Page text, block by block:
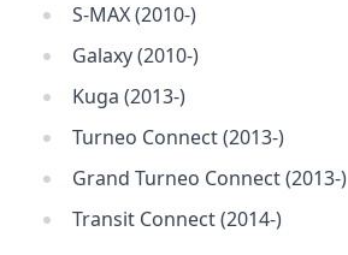
S-MAX (2010-)
Galaxy (2010-)
Kuga (2013-)
Turneo Connect (2013-)
Grand Turneo Connect (2013-)
Transit Connect (2014-)